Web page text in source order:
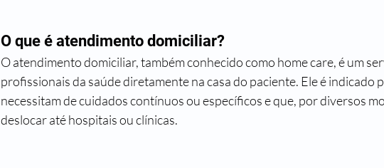
O que é atendimento domiciliar?
O atendimento domiciliar, também conhecido como home care, é um
profissionais da saúde diretamente na casa do paciente. Ele é indicado
necessitam de cuidados contínuos ou específicos e que, por diversos
deslocar até hospitais ou clínicas.